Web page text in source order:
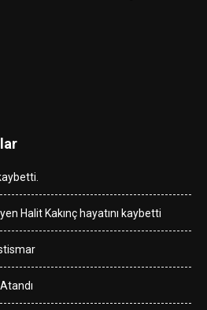
Halit Kakınç hayatını kaybetti